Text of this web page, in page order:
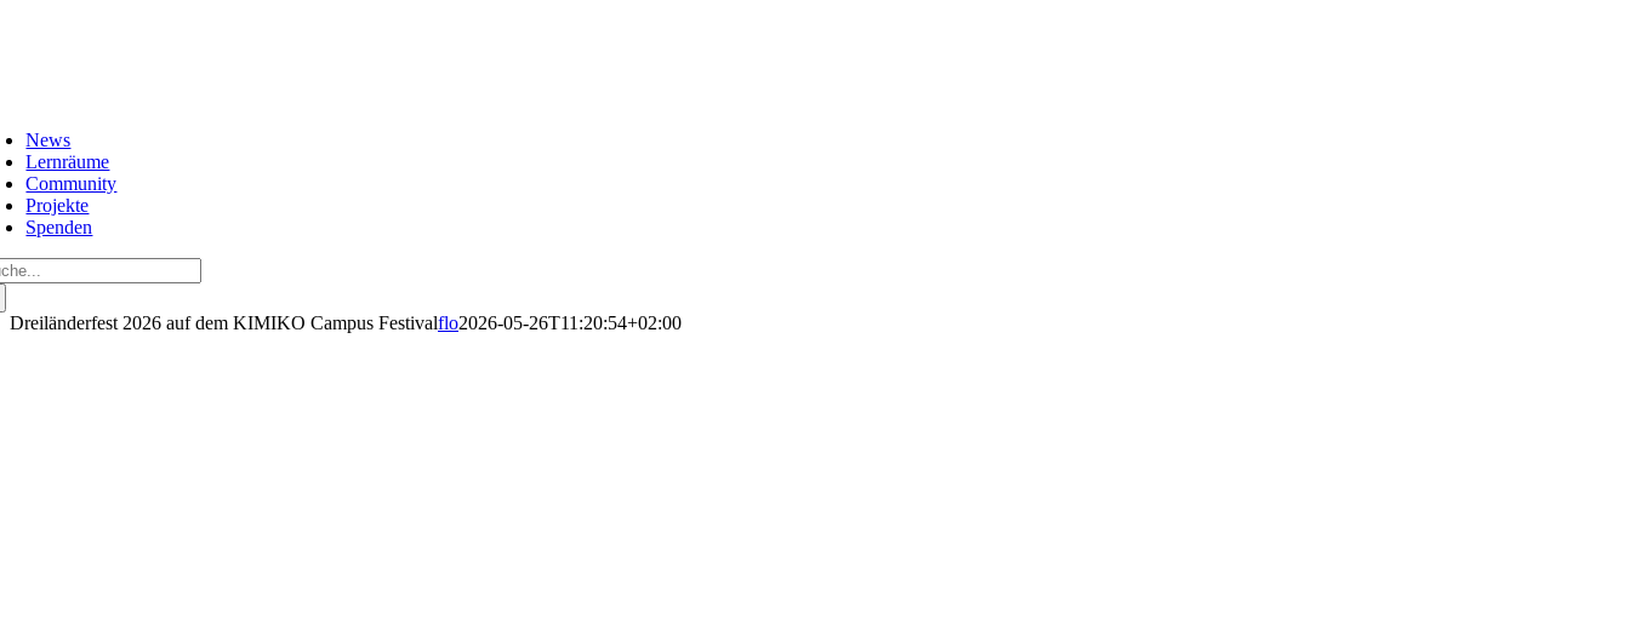
News
Lernräume
Community
Projekte
Spenden
Dreiländerfest 2026 auf dem KIMIKO Campus Festivalflo2026-05-26T11:20:54+02:00